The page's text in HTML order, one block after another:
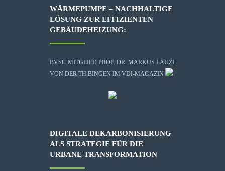
WÄRMEPUMPE – NACHHALTIGE
LÖSUNG ZUR EFFIZIENTEN
GEBÄUDEHEIZUNG:
BVSC-MITGLIED PROF. DR. MARKUS LAUZI
VON DER TH BINGEN IM VDI-MAGAZIN
DIGITALE DEKARBONISIERUNG
ALS STRATEGIE FÜR DIE
URBANE TRANSFORMATION